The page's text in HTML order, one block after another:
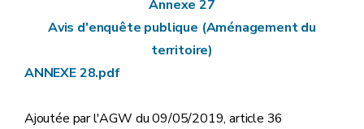
Annexe 27
Avis d'enquête publique (Aménagement du
territoire)
ANNEXE 28.pdf
Ajoutée par l'AGW du 09/05/2019, article 36